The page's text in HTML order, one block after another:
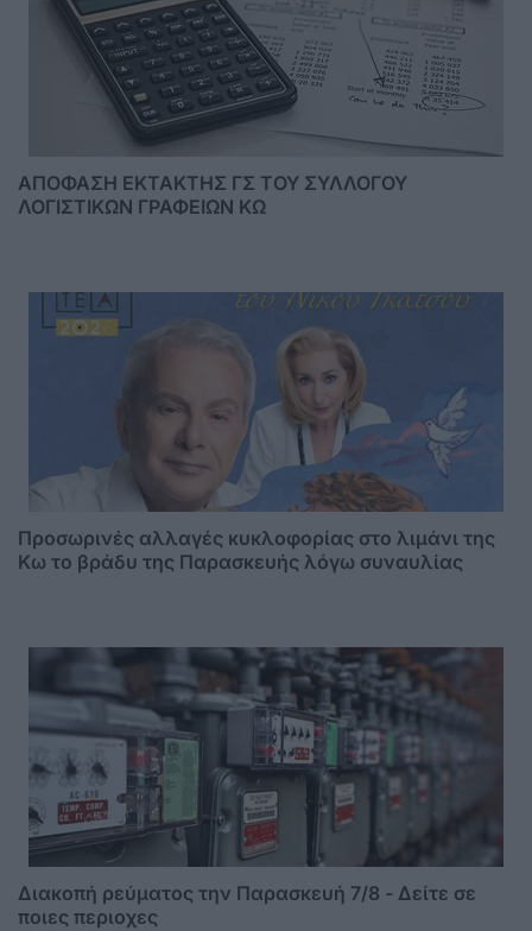
ΑΠΟΦΑΣΗ ΕΚΤΑΚΤΗΣ ΓΣ ΤΟΥ ΣΥΛΛΟΓΟΥ
ΛΟΓΙΣΤΙΚΩΝ ΓΡΑΦΕΙΩΝ ΚΩ
Προσωρινές αλλαγές κυκλοφορίας στο λιμάνι της
Κω το βράδυ της Παρασκευής λόγω συναυλίας
Διακοπή ρεύματος την Παρασκευή 7/8 - Δείτε σε
ποιες περιοχες